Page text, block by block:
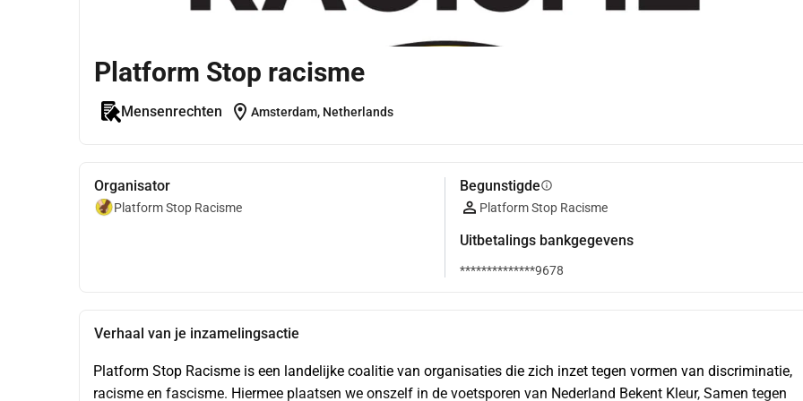
Platform Stop racisme
Mensenrechten location_on Amsterdam, Netherlands
Organisator
Platform Stop Racisme
Begunstigdeinfo
Platform Stop Racisme
Uitbetalings bankgegevens
**************9678
Verhaal van je inzamelingsactie
Platform Stop Racisme is een landelijke coalitie van organisaties die zich inzet tegen vormen van discriminatie,
racisme en fascisme. Hiermee plaatsen we onszelf in de voetsporen van Nederland Bekent Kleur, Samen tegen